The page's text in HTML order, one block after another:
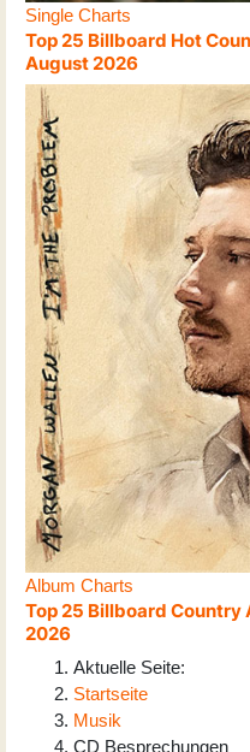
Single Charts
Top 25 Billboard Hot
August 2026
Album Charts
Top 25 Billboard Country
2026
Aktuelle Seite:
Startseite
Musik
CD Besprechungen